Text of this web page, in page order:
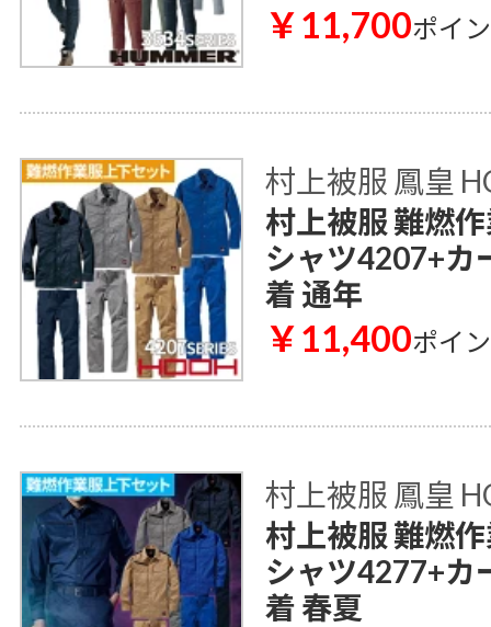
￥11,700ポイ
村上被服 鳳皇
村上被服 難燃
シャツ4207+カ
着 通年
￥11,400ポイ
村上被服 鳳皇
村上被服 難燃
シャツ4277+カ
着 春夏